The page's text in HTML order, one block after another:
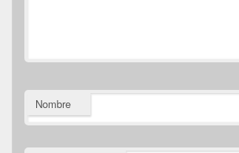
Nombre